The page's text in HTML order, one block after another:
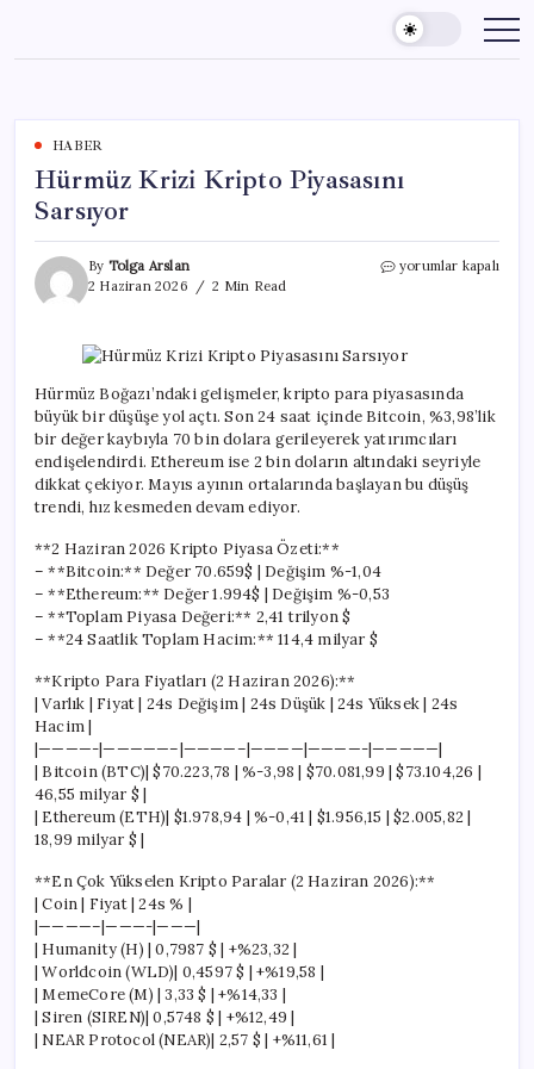
content
HABER
Hürmüz Krizi Kripto Piyasasını
Sarsıyor
By Tolga Arslan
2 Haziran 2026
2 Min Read
Hürmüz
için
yorumlar kapalı
Hürmüz Boğazı’ndaki gelişmeler, kripto para piyasasında
büyük bir düşüşe yol açtı. Son 24 saat içinde Bitcoin, %3,98’lik
bir değer kaybıyla 70 bin dolara gerileyerek yatırımcıları
endişelendirdi. Ethereum ise 2 bin doların altındaki seyriyle
dikkat çekiyor. Mayıs ayının ortalarında başlayan bu düşüş
trendi, hız kesmeden devam ediyor.
**2 Haziran 2026 Kripto Piyasa Özeti:**
– **Bitcoin:** Değer 70.659$ | Değişim %-1,04
– **Ethereum:** Değer 1.994$ | Değişim %-0,53
– **Toplam Piyasa Değeri:** 2,41 trilyon $
– **24 Saatlik Toplam Hacim:** 114,4 milyar $
**Kripto Para Fiyatları (2 Haziran 2026):**
| Varlık | Fiyat | 24s Değişim | 24s Düşük | 24s Yüksek | 24s
Hacim |
|————-|—————–|————–|————|————-|—————|
| Bitcoin (BTC)| $70.223,78 | %-3,98 | $70.081,99 | $73.104,26 |
46,55 milyar $ |
| Ethereum (ETH)| $1.978,94 | %-0,41 | $1.956,15 | $2.005,82 |
18,99 milyar $ |
**En Çok Yükselen Kripto Paralar (2 Haziran 2026):**
| Coin | Fiyat | 24s % |
|————–|———-|———|
| Humanity (H) | 0,7987 $ | +%23,32 |
| Worldcoin (WLD)| 0,4597 $ | +%19,58 |
| MemeCore (M) | 3,33 $ | +%14,33 |
| Siren (SIREN)| 0,5748 $ | +%12,49 |
| NEAR Protocol (NEAR)| 2,57 $ | +%11,61 |